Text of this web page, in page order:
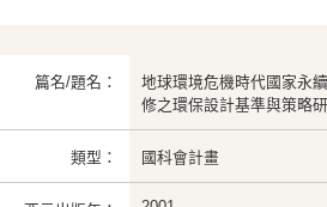
篇名/題名：
地球環境危機時代國家永
修之環保設計基準與策略
類型： 國科會計畫